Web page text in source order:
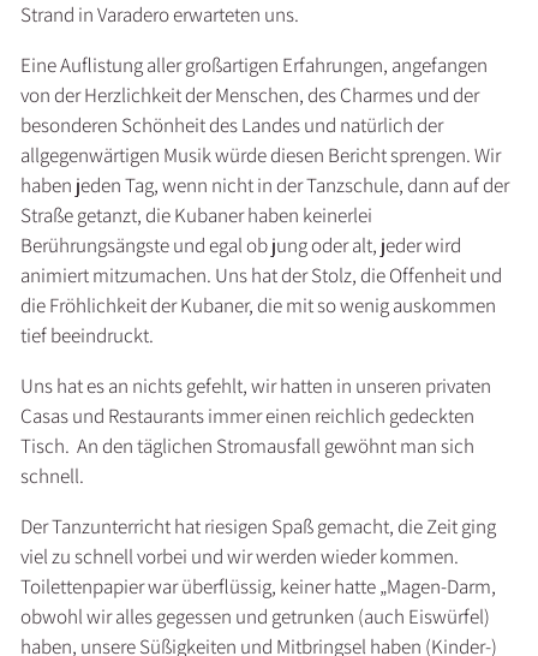
Strand in Varadero erwarteten uns.
Eine Auflistung aller großartigen Erfahrungen, angefangen
von der Herzlichkeit der Menschen, des Charmes und der
besonderen Schönheit des Landes und natürlich der
allgegenwärtigen Musik würde diesen Bericht sprengen. Wir
haben jeden Tag, wenn nicht in der Tanzschule, dann auf der
Straße getanzt, die Kubaner haben keinerlei
Berührungsängste und egal ob jung oder alt, jeder wird
animiert mitzumachen. Uns hat der Stolz, die Offenheit und
die Fröhlichkeit der Kubaner, die mit so wenig auskommen
tief beeindruckt.
Uns hat es an nichts gefehlt, wir hatten in unseren privaten
Casas und Restaurants immer einen reichlich gedeckten
Tisch. An den täglichen Stromausfall gewöhnt man sich
schnell.
Der Tanzunterricht hat riesigen Spaß gemacht, die Zeit ging
viel zu schnell vorbei und wir werden wieder kommen.
Toilettenpapier war überflüssig, keiner hatte „Magen-Darm,
obwohl wir alles gegessen und getrunken (auch Eiswürfel)
haben, unsere Süßigkeiten und Mitbringsel haben (Kinder-)